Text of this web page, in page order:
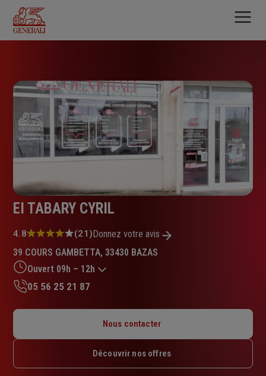
contenu
principal
EI TABARY CYRIL
Note
4.8
sur
5
étoiles
4.8 (21)Donnez votre avis
39 COURS GAMBETTA, 33430 BAZAS
Ouvert 09h – 12h
Mardi : 09h – 12h / 13h30 – 17h30
Jeudi : 09h – 12h
05 56 25 21 87
Nous contacter
Découvrir nos offres